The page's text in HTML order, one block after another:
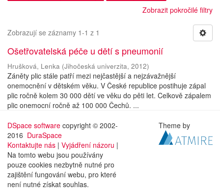
Zobrazit pokročilé filtry
Zobrazují se záznamy 1-1 z 1
Ošetřovatelská péče u dětí s pneumonií
Hrušková, Lenka (Jihočeská univerzita, 2012)
Záněty plic stále patří mezi nejčastější a nejzávažnější
onemocnění v dětském věku. V České republice postihuje zápal
plic ročně kolem 30 000 dětí ve věku do pěti let. Celkově zápalem
plic onemocní ročně až 100 000 Čechů. ...
DSpace software copyright © 2002-
2016 DuraSpace
Kontaktujte nás | Vyjádření názoru |
Na tomto webu jsou používány
pouze cookies nezbytně nutné pro
zajištění fungování webu, pro které
není nutné získat souhlas.
Theme by